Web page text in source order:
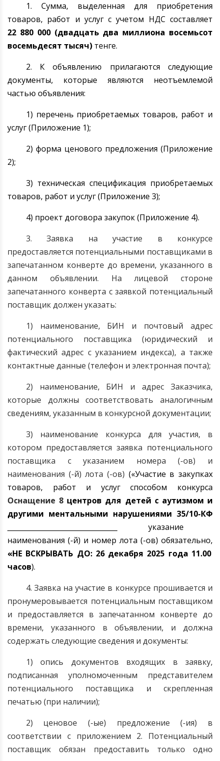
1. Сумма, выделенная для приобретения
товаров, работ и услуг с учетом НДС составляет
22 880 000 (двадцать два миллиона восемьсот
восемьдесят тысяч) тенге.
2. К объявлению прилагаются следующие
документы, которые являются неотъемлемой
частью объявления:
1) перечень приобретаемых товаров, работ и
услуг (Приложение 1);
2) форма ценового предложения (Приложение
2);
3) техническая спецификация приобретаемых
товаров, работ и услуг (Приложение 3);
4) проект договора закупок (Приложение 4).
3. Заявка на участие в конкурсе
предоставляется потенциальными поставщиками в
запечатанном конверте до времени, указанного в
данном объявлении. На лицевой стороне
запечатанного конверта с заявкой потенциальный
поставщик должен указать:
1) наименование, БИН и почтовый адрес
потенциального поставщика (юридический и
фактический адрес с указанием индекса), а также
контактные данные (телефон и электронная почта);
2) наименование, БИН и адрес Заказчика,
которые должны соответствовать аналогичным
сведениям, указанным в конкурсной документации;
3) наименование конкурса для участия, в
котором предоставляется заявка потенциального
поставщика с указанием номера (-ов) и
наименования (-й) лота (-ов) («Участие в закупках
товаров, работ и услуг способом конкурса
Оснащение 8 центров для детей с аутизмом и
другими ментальными нарушениями 35/10-КФ
________________________________ указание
наименования (-й) и номер лота (-ов) обязательно,
«НЕ ВСКРЫВАТЬ ДО: 26 декабря 2025 года 11.00
часов).
4. Заявка на участие в конкурсе прошивается и
пронумеровывается потенциальным поставщиком
и предоставляется в запечатанном конверте до
времени, указанного в объявлении, и должна
содержать следующие сведения и документы:
1) опись документов входящих в заявку,
подписанная уполномоченным представителем
потенциального поставщика и скрепленная
печатью (при наличии);
2) ценовое (-ые) предложение (-ия) в
соответствии с приложением 2. Потенциальный
поставщик обязан предоставить только одно